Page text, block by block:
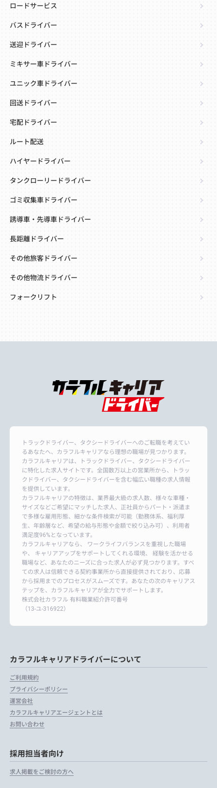
ロードサービス
バスドライバー
送迎ドライバー
ミキサー車ドライバー
ユニック車ドライバー
回送ドライバー
宅配ドライバー
ルート配送
ハイヤードライバー
タンクローリードライバー
ゴミ収集車ドライバー
誘導車・先導車ドライバー
長距離ドライバー
その他旅客ドライバー
その他物流ドライバー
フォークリフト
トラックドライバー、タクシードライバーへのご転職を考えてい
るあなたへ、カラフルキャリアなら理想の職場が見つかります。
カラフルキャリアは、トラックドライバー、タクシードライバー
に特化した求人サイトです。全国数万以上の営業所から、トラッ
クドライバー、タクシードライバーを含む幅広い職種の求人情報
を提供しています。
カラフルキャリアの特徴は、業界最大級の求人数、様々な車種・
サイズなどご希望にマッチした求人、正社員からパート・派遣ま
で多様な雇用形態、細かな条件検索が可能（勤務体系、福利厚
生、年齢層など、希望の給与形態や金額で絞り込み可）、利用者
満足度96%となっています。
カラフルキャリアなら、 ワークライフバランスを重視した職場
や、 キャリアアップをサポートしてくれる環境、 経験を活かせる
職場など、あなたのニーズに合った求人が必ず見つかります。すべ
ての求人は信頼できる契約事業所から直接提供されており、応募
から採用までのプロセスがスムーズです。あなたの次のキャリアス
テップを、カラフルキャリアが全力でサポートします。
株式会社カラフル 有料職業紹介許可番号
（13-ユ-316922）
カラフルキャリアドライバーについて
ご利用規約
プライバシーポリシー
運営会社
カラフルキャリアエージェントとは
お問い合わせ
採用担当者向け
求人掲載をご検討の方へ